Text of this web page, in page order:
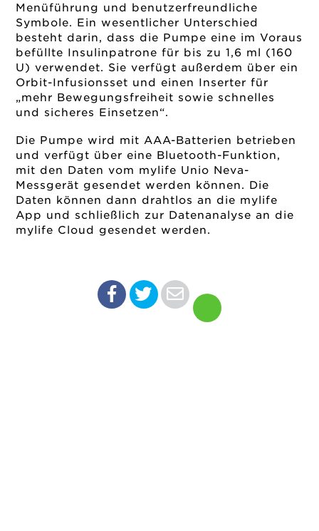
Menüführung und benutzerfreundliche
Symbole. Ein wesentlicher Unterschied
besteht darin, dass die Pumpe eine im Voraus
befüllte Insulinpatrone für bis zu 1,6 ml (160
U) verwendet. Sie verfügt außerdem über ein
Orbit-Infusionsset und einen Inserter für
„mehr Bewegungsfreiheit sowie schnelles
und sicheres Einsetzen“.
Die Pumpe wird mit AAA-Batterien betrieben
und verfügt über eine Bluetooth-Funktion,
mit den Daten vom mylife Unio Neva-
Messgerät gesendet werden können. Die
Daten können dann drahtlos an die mylife
App und schließlich zur Datenanalyse an die
mylife Cloud gesendet werden.